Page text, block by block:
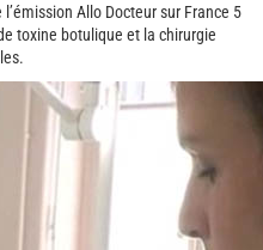
Allo Docteur sur France 5
toxine botulique et la chirurgie